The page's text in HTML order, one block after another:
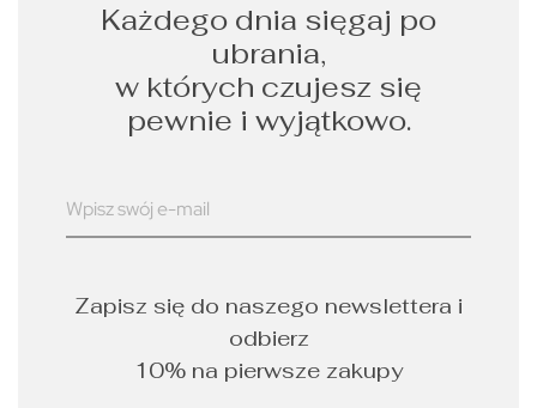
Każdego dnia sięgaj po
ubrania,
w których czujesz się
pewnie i wyjątkowo.
Zapisz się do naszego newslettera i
odbierz
10% na pierwsze zakupy